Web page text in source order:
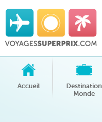
Accueil
Destination
Monde